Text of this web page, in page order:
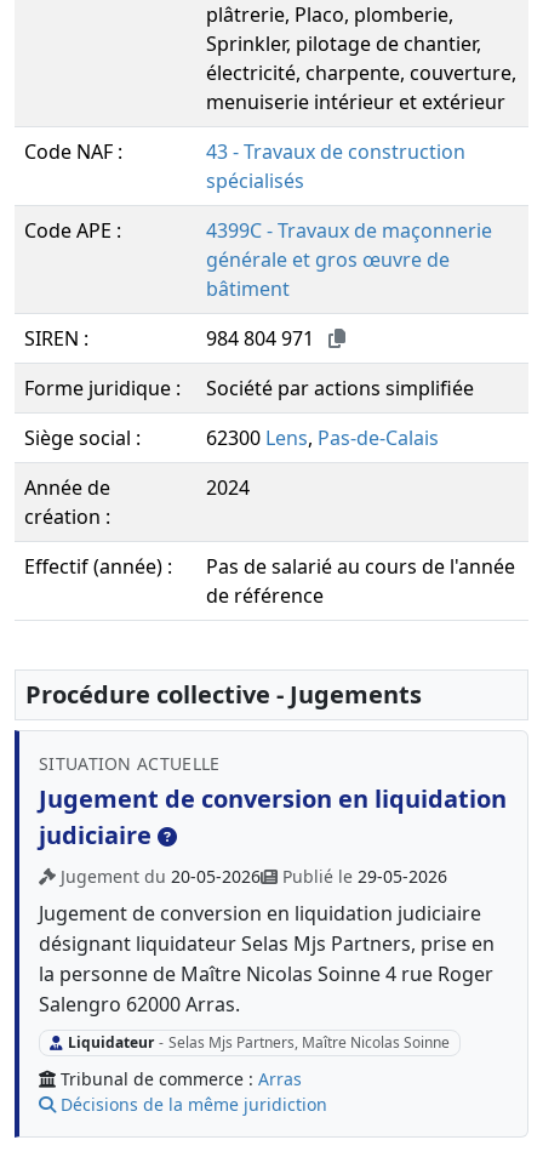
plâtrerie, Placo, plomberie,
Sprinkler, pilotage de chantier,
électricité, charpente, couverture,
menuiserie intérieur et extérieur
Code NAF :
43 - Travaux de construction
spécialisés
Code APE :
4399C - Travaux de maçonnerie
générale et gros œuvre de
bâtiment
SIREN :
984 804 971
Forme juridique :
Société par actions simplifiée
Siège social :
62300 Lens, Pas-de-Calais
Année de
création :
2024
Effectif (année) :
Pas de salarié au cours de l'année
de référence
Procédure collective - Jugements
SITUATION ACTUELLE
Jugement de conversion en liquidation
judiciaire
Jugement du 20-05-2026 Publié le 29-05-2026
Jugement de conversion en liquidation judiciaire
désignant liquidateur Selas Mjs Partners, prise en
la personne de Maître Nicolas Soinne 4 rue Roger
Salengro 62000 Arras.
Liquidateur - Selas Mjs Partners, Maître Nicolas Soinne
Tribunal de commerce : Arras
Décisions de la même juridiction